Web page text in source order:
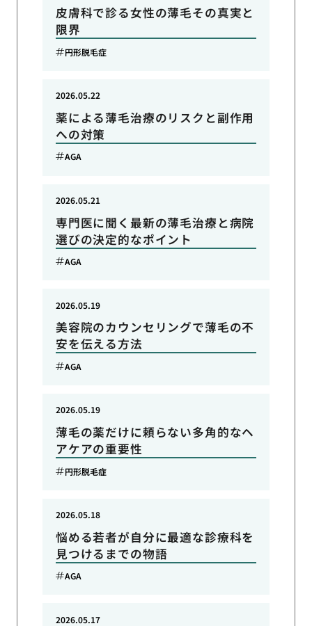
皮膚科で診る女性の薄毛その真実と
限界
円形脱毛症
薬による薄毛治療のリスクと副作用
への対策
2026.05.22
AGA
専門医に聞く最新の薄毛治療と病院
選びの決定的なポイント
2026.05.21
AGA
美容院のカウンセリングで薄毛の不
安を伝える方法
2026.05.19
AGA
薄毛の薬だけに頼らない多角的なヘ
アケアの重要性
2026.05.19
円形脱毛症
悩める若者が自分に最適な診療科を
見つけるまでの物語
2026.05.18
AGA
2026.05.17